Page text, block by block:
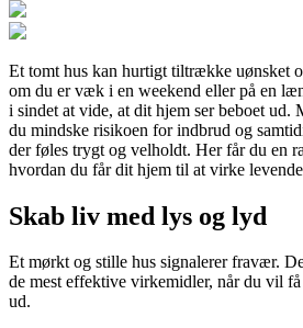
Et tomt hus kan hurtigt tiltrække uønsket
om du er væk i en weekend eller på en
i sindet at vide, at dit hjem ser beboet ud.
du mindske risikoen for indbrud og
der føles trygt og velholdt. Her får du en
hvordan du får dit hjem til at virke
Skab liv med lys og lyd
Et mørkt og stille hus signalerer fravær.
de mest effektive virkemidler, når du vil
ud.